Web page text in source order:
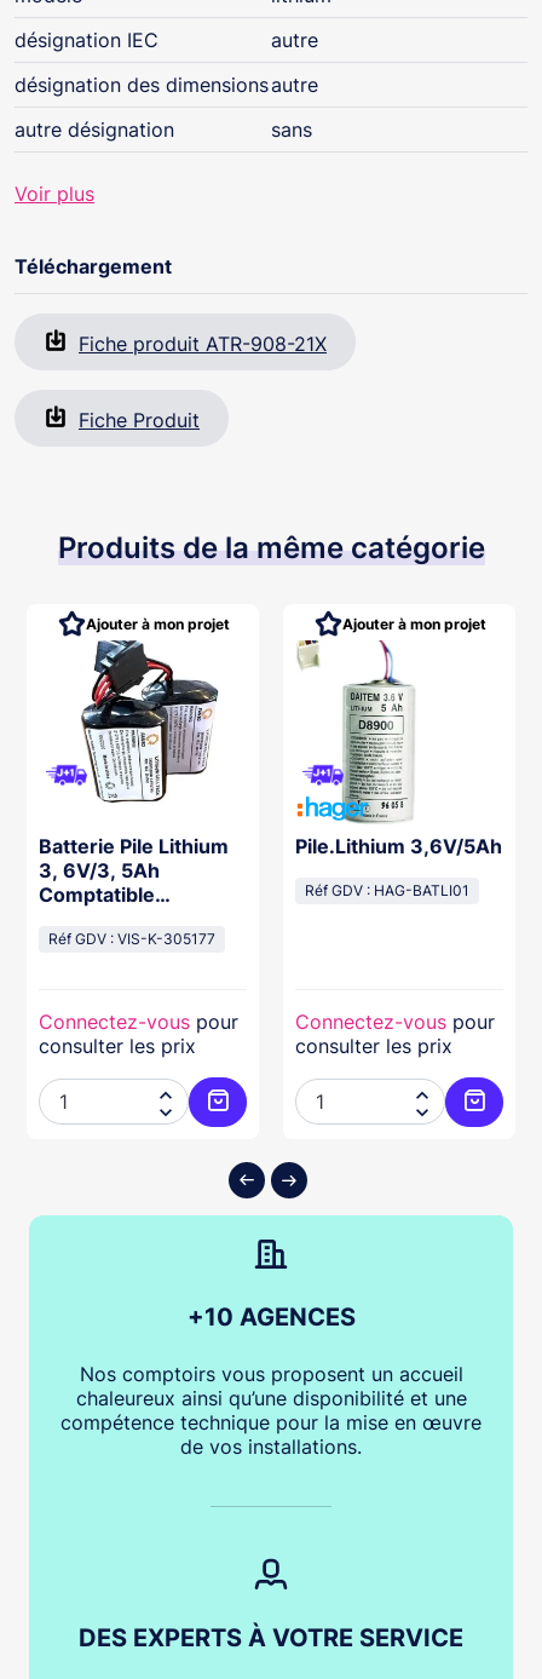
désignation IEC
autre
désignation des dimensionsautre
autre désignation
sans
Voir plus
Téléchargement
Fiche produit ATR-908-21X
Fiche Produit
Produits de la même catégorie
au panier
Batterie Pile Lithium
3, 6V/3, 5Ah
Comptatible
Réf GDV : VIS-K-305177
Connectez-vous pour
consulter les prix


Ajouter au panier
Ajouter à mon projet
Pile.Lithium 3,6V/5Ah
Réf GDV : HAG-BATLI01
Connectez-vous pour
consulter les prix


Ajouter à mon projet
+10 AGENCES
Nos comptoirs vous proposent un accueil
chaleureux ainsi qu’une disponibilité et une
compétence technique pour la mise en œuvre
de vos installations.
DES EXPERTS À VOTRE SERVICE